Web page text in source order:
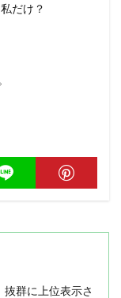
だけ？
抜群に上位表示さ